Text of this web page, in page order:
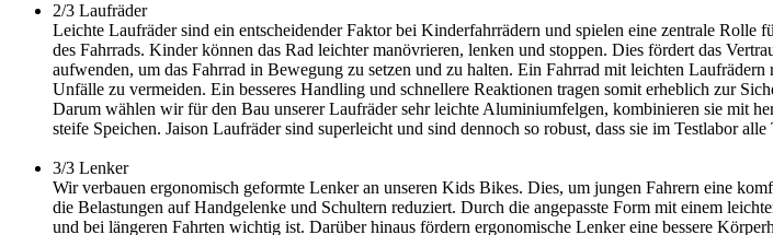
2/3 Laufräder
Leichte Laufräder sind ein entscheidender Faktor bei Kinderfahrrädern und spielen eine zentrale
des Fahrrads. Kinder können das Rad leichter manövrieren, lenken und stoppen. Dies fördert das
aufwenden, um das Fahrrad in Bewegung zu setzen und zu halten. Ein Fahrrad mit leichten
Unfälle zu vermeiden. Ein besseres Handling und schnellere Reaktionen tragen somit erheblich zur
Darum wählen wir für den Bau unserer Laufräder sehr leichte Aluminiumfelgen, kombinieren sie mit
steife Speichen. Jaison Laufräder sind superleicht und sind dennoch so robust, dass sie im Testlabor
3/3 Lenker
Wir verbauen ergonomisch geformte Lenker an unseren Kids Bikes. Dies, um jungen Fahrern eine
die Belastungen auf Handgelenke und Schultern reduziert. Durch die angepasste Form mit einem
und bei längeren Fahrten wichtig ist. Darüber hinaus fördern ergonomische Lenker eine bessere